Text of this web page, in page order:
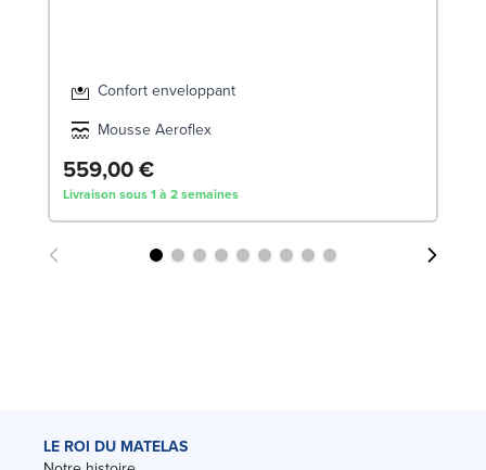
Confort enveloppant
Mousse Aeroflex
559,00 €
Livraison sous 1 à 2 semaines
LE ROI DU MATELAS